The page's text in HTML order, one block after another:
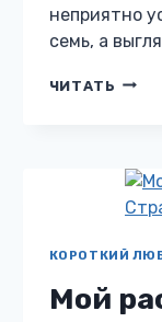
неприятно
семь, а
ЧИТАТЬ
КОРОТКИЙ
Мой